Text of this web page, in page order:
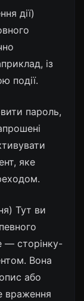
дії)
із
події.
пароль,
яке
Тут ви
— сторінку-
Вона
або
враження